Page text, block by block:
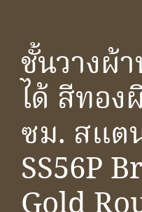
ชั้นวางผ้
ได้ สีทอง
ซม. สแต
SS56P